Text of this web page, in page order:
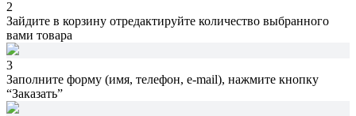
2
Зайдите в корзину отредактируйте количество выбранного
вами товара
3
Заполните форму (имя, телефон, e-mail), нажмите кнопку
“Заказать”